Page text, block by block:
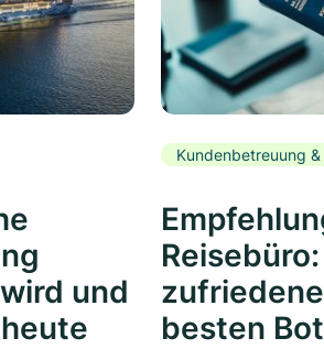
und
Kundenbetreuung
besten